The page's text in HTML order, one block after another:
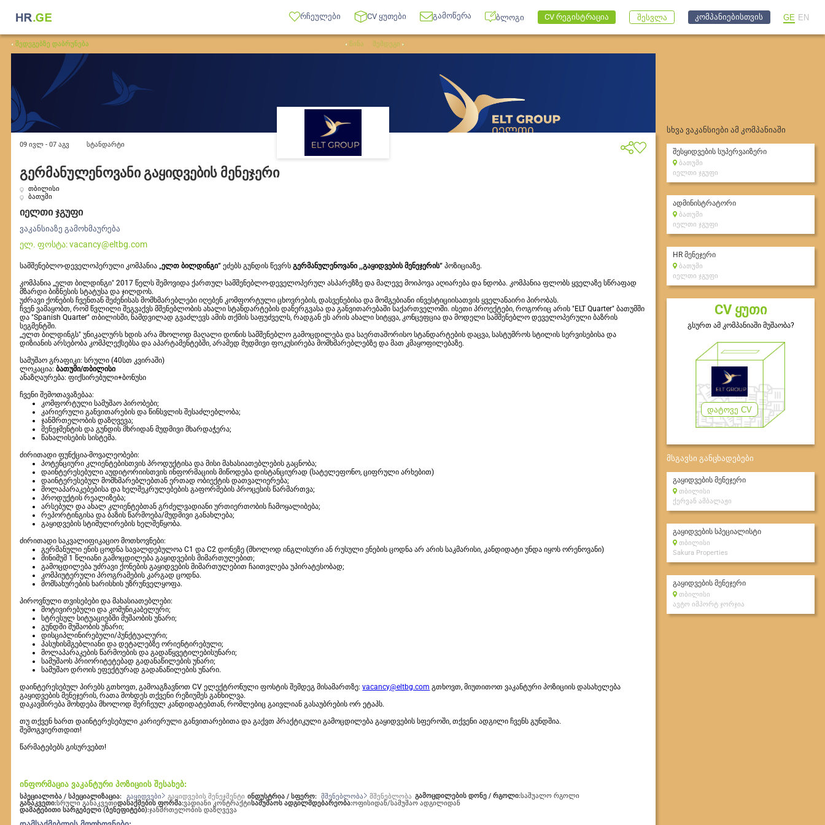
რჩეულები CV ყუთები გამოწერა ბლოგი CV რეგისტრაცია შესვლა კომპანიებისთვის GE EN
შედეგებზე დაბრუნება წინა შემდეგი
09 ივლ -07 აგვ სტანდარტი
გერმანულენოვანი გაყიდვების მენეჯერი
თბილისი
ბათუმი
იელთი ჯგუფი
ვაკანსიაზე გამოხმაურება
ელ. ფოსტა:vacancy@eltbg.com
ინფორმაცია ვაკანტური პოზიციის შესახებ:
სპეციალობა / სპეციალიზაცია: გაყიდვები გაყიდვების მენეჯმენტი ინდუსტრია / სფერო: მშენებლობა მშენებლობა გამოცდილების დონე / რგოლი:საშუალო რგოლი
განაკვეთი:სრული განაკვეთიდასაქმების ფორმა:ვადიანი კონტრაქტისამუშაოს ადგილმდებარეობა:ოფისიდან/სამუშაო ადგილიდან
დამატებითი სარგებელი (ბენეფიტები):ჯანმრთელობის დაზღვევა
სამშენებლო-დეველოპერული კომპანია „ელთ ბილდინგი“ეძებს გუნდის წევრსგერმანულენოვანი ,,გაყიდვების მენეჯერის“ პოზიციაზე.
კომპანია ,,ელთ ბილდინგი" 2017 წელს შემოვიდა ქართულ სამშენებლო-დეველოპერულ ასპარეზზე და მალევე მოიპოვა აღიარება და ნდობა. კომპანია ფლობს ყველაზე სწრაფად
მზარდი ბიზნესის სტატუსა და ჯილდოს.
უძრავი ქონების ჩვენთან შეძენისას მომხმარებლები იღებენ კომფორტული ცხოვრების, დასვენებისა და მომგებიანი ინვესტიციისათვის ყველანაირი პირობას.
ჩვენ ვამაყობთ, რომ წვლილი შეგვაქვს მშენებლობის ახალი სტანდარტების დანერგვასა და განვითარებაში საქართველოში. ისეთი პროექტები, როგორიც არის "ELT Quarter" ბათუმში
და "Spanish Quarter" თბილისში, ნამდვილად გვაძლევს ამის თქმის საფუძველს, რადგან ეს არის ახალი სიტყვა, კონცეფცია და მოდელი სამშენებლო დეველოპერული ბაზრის
სეგმენტში.
,,ელთ ბილდინგს" უნიკალურს ხდის არა მხოლოდ მაღალი დონის სამშენებლო გამოცდილება და საერთაშორისო სტანდარტების დაცვა, სასტუმროს სტილის სერვისებისა და
დიზიანის არსებობა კომპლექსებსა და აპარტამენტებში, არამედ მუდმივი ფოკუსირება მომხმარებლებზე და მათ კმაყოფილებაზე.
სამუშაო გრაფიკი: სრული (40სთ კვირაში)
ლოკაცია:ბათუმი/თბილისი
ანაზღაურება: ფიქსირებული+ბონუსი
ჩვენი შემოთავაზებაა:
კომფორტული სამუშაო პირობები;
კარიერული განვითარების და წინსვლის შესაძლებლობა;
ჯანმრთელობის დაზღვევა;
მენეჯმენტის და გუნდის მხრიდან მუდმივი მხარდაჭერა;
წახალისების სისტემა.
ძირითადი ფუნქცია-მოვალეობები:
პოტენციური კლიენტებისთვის პროდუქტისა და მისი მახასიათებლების გაცნობა;
დაინტერესებული აუდიტორიისთვის ინფორმაციის მიწოდება დისტანციურად (სატელეფონო, ციფრული არხებით)
დაინტერესებულ მომხმარებლებთან ერთად ობიექტის დათვალიერება;
მოლაპარაკებებისა და ხელშეკრულებების გაფორმების პროცესის წარმართვა;
პროდუქტის რეალიზება;
არსებულ და ახალ კლიენტებთან გრძელვადიანი ურთიერთობის ჩამოყალიბება;
რეპორტინგისა და ბაზის წარმოება/მუდმივი განახლება;
გაყიდვების სტიმულირების ხელშეწყობა.
ძირითადი საკვალიფიკაციო მოთხოვნები:
გერმანული ენის ცოდნა სავალდებულოა C1 და C2 დონეზე (მხოლოდ ინგლისური ან რუსული ენების ცოდნა არ არის საკმარისი, კანდიდატი უნდა იყოს ორენოვანი)
მინიმუმ 1 წლიანი გამოცდილება გაყიდვების მიმართულებით;
გამოცდილება უძრავი ქონების გაყიდვების მიმართულებით ჩაითვლება უპირატესობად;
კომპიუტერული პროგრამების კარგად ცოდნა.
მომსახურების ხარისხის უზრუნველყოფა.
პიროვნული თვისებები და მახასიათებლები:
მოტივირებული და კომუნიკაბელური;
სტრესულ სიტუაციებში მუშაობის უნარი;
გუნდში მუშაობის უნარი;
დისციპლინირებული/პუნქტუალური;
პასუხისმგებლიანი და დეტალებზე ორიენტირებული;
მოლაპარაკების წარმოების და გადაწყვეტილებისუნარი;
სამუშაოს პრიორიტეტებად გადანაწილების უნარი;
სამუშაო დროის ეფექტურად გადანაწილების უნარი.
დაინტერესებულ პირებს გთხოვთ, გამოაგზავნოთ CV ელექტრონული ფოსტის შემდეგ მისამართზე:vacancy@eltbg.com გთხოვთ, მიუთითოთ ვაკანტური პოზიციის დასახელება
გაყიდვების მენეჯერის, რათა მოხდეს თქვენი რეზიუმეს განხილვა.
დაკავშირება მოხდება მხოლოდ შერჩეულ კანდიდატებთან, რომლებიც გაივლიან გასაუბრების ორ ეტაპს.
თუ თქვენ ხართ დაინტერესებული კარიერული განვითარებითა და გაქვთ პრაქტიკული გამოცდილება გაყიდვების სფეროში, თქვენი ადგილი ჩვენს გუნდშია.
შემოგვიერთდით!
წარმატებებს გისურვებთ!
სხვა ვაკანსიები ამ კომპანიაში
შესყიდვების სუპერვაიზერი
ბათუმი
იელთი ჯგუფი
ადმინისტრატორი
ბათუმი
იელთი ჯგუფი
HR მენეჯერი
ბათუმი
იელთი ჯგუფი
CV ყუთი
გსურთ ამ კომპანიაში მუშაობა?
დატოვე CV
მსგავსი განცხადებები
გაყიდვების მენეჯერი
თბილისი
ქერვან ამბალაჟი
გაყიდვების სპეციალისტი
თბილისი
Sakura Properties
გაყიდვების მენეჯერი
თბილისი
ავტო იმპორტ ჯორჯია